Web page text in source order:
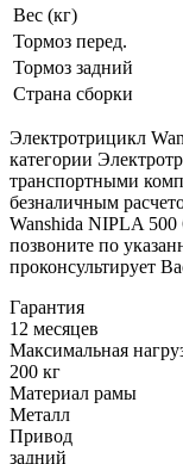
Вес (кг)
Тормоз перед.
Тормоз задний
Страна сборки
Электротрицикл
категории
транспортными
безналичным
Wanshida NIPLA 500
позвоните по
проконсультирует
Гарантия
12 месяцев
Максимальная
200 кг
Материал рамы
Металл
Привод
задний